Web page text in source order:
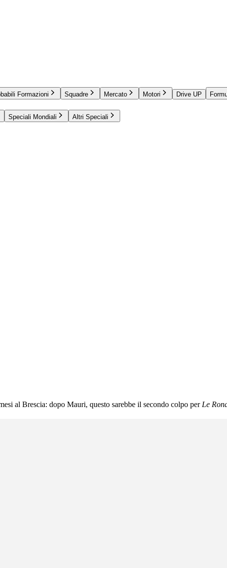
Formazioni Squadre Mercato Motori Drive UP
Speciali Mondiali Altri Speciali
al Brescia: dopo Mauri, questo sarebbe il secondo colpo per Le